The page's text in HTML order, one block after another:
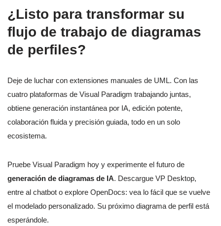
¿Listo para transformar su
flujo de trabajo de diagramas
de perfiles?
Deje de luchar con extensiones manuales de UML. Con las
cuatro plataformas de Visual Paradigm trabajando juntas,
obtiene generación instantánea por IA, edición potente,
colaboración fluida y precisión guiada, todo en un solo
ecosistema.
Pruebe Visual Paradigm hoy y experimente el futuro de
generación de diagramas de IA. Descargue VP Desktop,
entre al chatbot o explore OpenDocs: vea lo fácil que se vuelve
el modelado personalizado. Su próximo diagrama de perfil está
esperándole.